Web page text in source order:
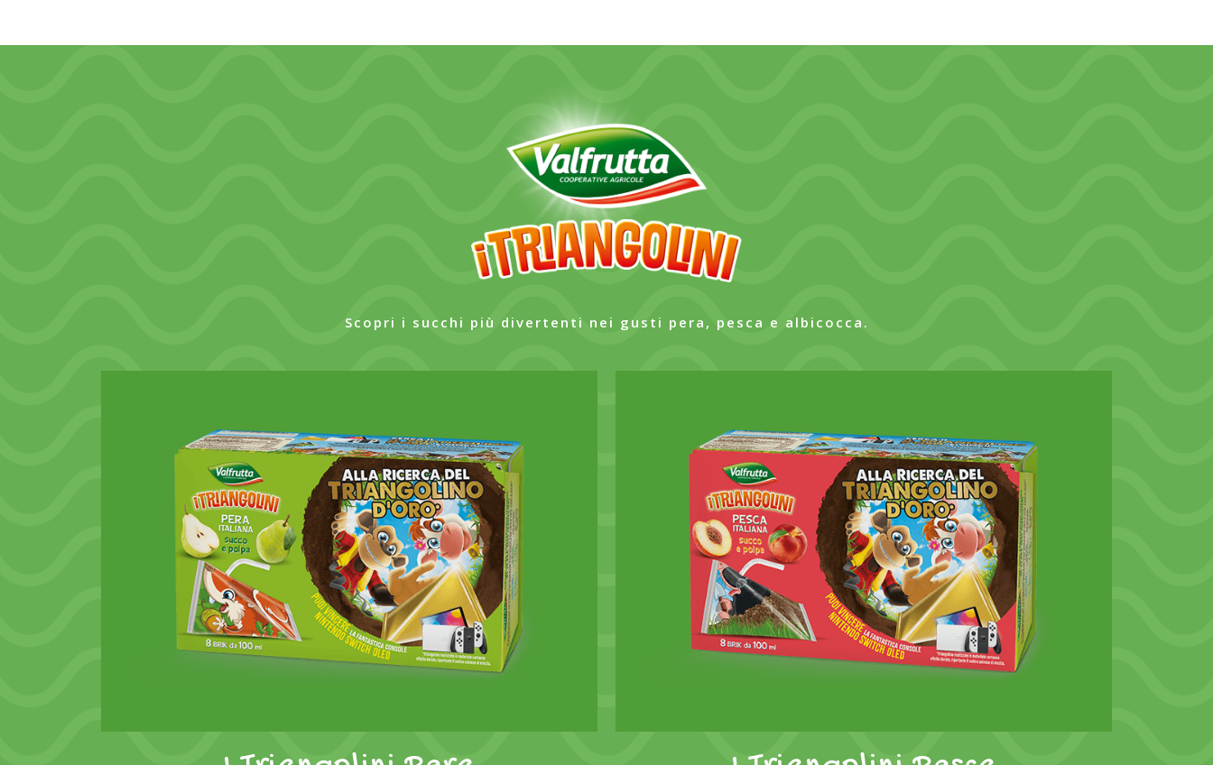
Scopri i succhi più divertenti nei gusti pera, pesca e albicocca.